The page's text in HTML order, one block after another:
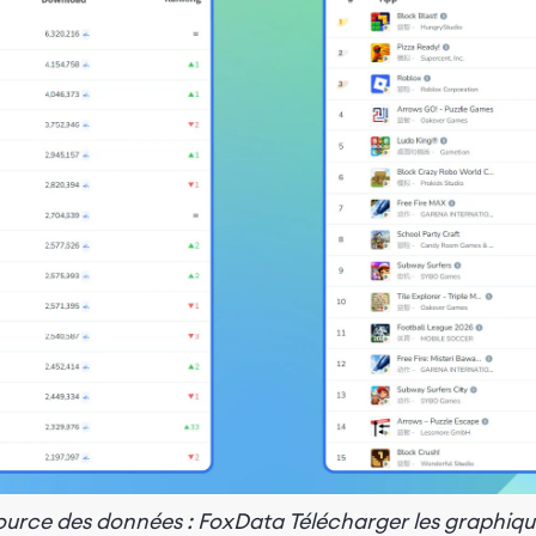
des données : FoxData Télécharger les